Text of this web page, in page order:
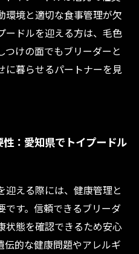
環境と適切な食事管理が欠
ードルを迎える方は、毛色
けの面でもブリーダーと
に暮らせるパートナーを見
：愛知県でトイプードル
迎える際には、健康管理と
です。信頼できるブリーダ
状態を確認できるため安心
伝的な健康問題やアレルギ